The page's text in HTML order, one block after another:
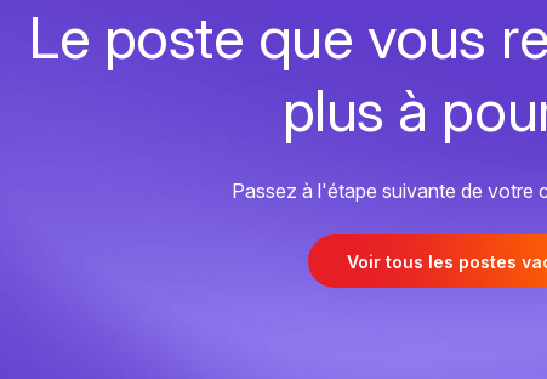
Le poste que vous
plus à
Passez à l'étape suivante de votre
Voir tous les postes